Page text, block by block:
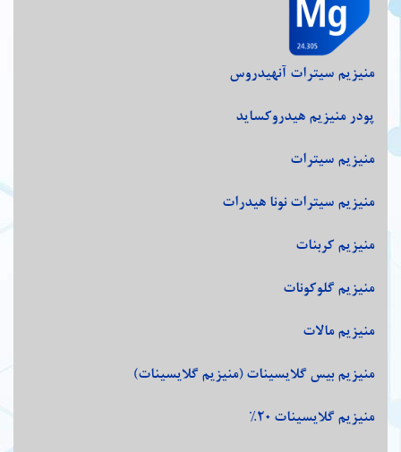
منیزیم سیترات آنهیدروس
پودر منیزیم هیدروکساید
منیزیم سیترات
منیزیم سیترات نونا هیدرات
منیزیم کربنات
منیزیم گلوکونات
منیزیم مالات
منیزیم بیس گلایسینات (منیزیم گلایسینات)
منیزیم گلایسینات 20%